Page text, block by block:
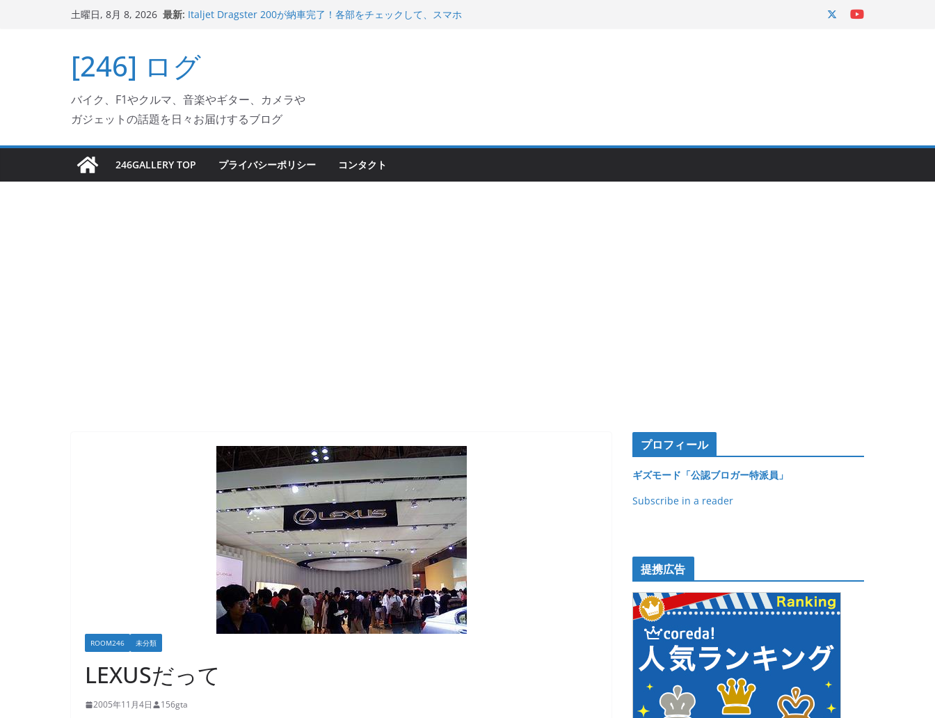
キ
プ
土曜日, 8月 8, 2026 最新: Italjet Dragster 200が納車完了！各部をチェックして、スマホ
Ken Block 逝去
岩手県奥州市へのふるさと納税で KGR HARMONY 南部鉄器エ
Italjet Dragster 200のフロントISSサスの動きが判ったらコーナ
リングが楽しくなった
[246] ログ
バイク、F1やクルマ、音楽やギター、カメラや
ガジェットの話題を日々お届けするブログ
246GALLERY TOP プライバシーポリシー コンタクト
ROOM246 未分類
LEXUSだって
2005年11月4日 156gta
プロフィール
ギズモード「公認ブロガー特派員」
Subscribe in a reader
提携広告